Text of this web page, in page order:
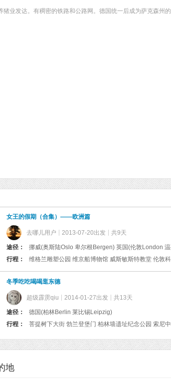
猪业发达。有稠密的铁路和公路网。德国统一后成为萨克森州的
女王的假期（合集）——欧洲篇
去哪儿用户 2013-07-20出发 共9天
途径：
行程：
冬季吃吃喝喝逛东德
超级霹雳qiu 2014-01-27出发 共13天
途径：
德国(柏林Berlin 莱比锡Leipzig)
行程：
菩提树下大街 勃兰登堡门 柏林墙遗址纪念公园 索尼
地